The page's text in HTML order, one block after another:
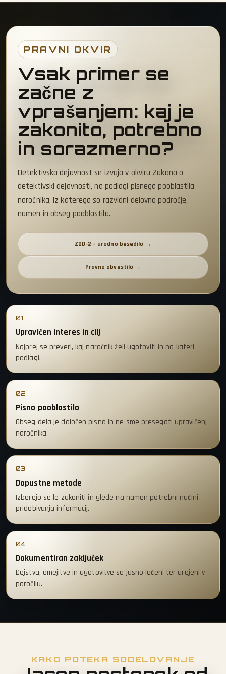
PRAVNI OKVIR
Vsak primer se
začne z
vprašanjem: kaj je
zakonito, potrebno
in sorazmerno?
Detektivska dejavnost se izvaja v okviru Zakona o
detektivski dejavnosti, na podlagi pisnega pooblastila
naročnika, iz katerega so razvidni delovno področje,
namen in obseg pooblastila.
ZDD-2 – uradno besedilo →
Pravno obvestilo →
01
Upravičen interes in cilj
Najprej se preveri, kaj naročnik želi ugotoviti in na kateri
podlagi.
02
Pisno pooblastilo
Obseg dela je določen pisno in ne sme presegati upravičenj
naročnika.
03
Dopustne metode
Izberejo se le zakoniti in glede na namen potrebni načini
pridobivanja informacij.
04
Dokumentiran zaključek
Dejstva, omejitve in ugotovitve so jasno ločeni ter urejeni v
poročilu.
KAKO POTEKA SODELOVANJE